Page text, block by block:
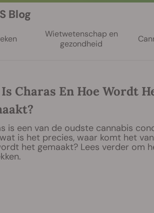
Blog
Wietwetenschap en
gezondheid
Charas En Hoe Wordt
is een van de oudste cannabis
is het precies, waar komt het
het gemaakt? Lees verder om